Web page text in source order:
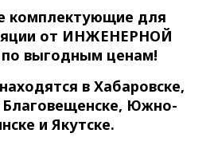
комплектующие для
от ИНЖЕНЕРНОЙ
выгодным ценам!
в Хабаровске,
Благовещенске, Южно-
и Якутске.